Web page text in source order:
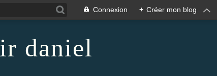
Connexion + Créer mon blog
daniel